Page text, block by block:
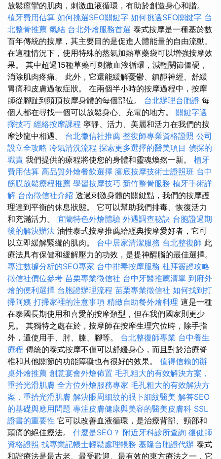
放鬆痙攣的肌肉，刺激血液循環，有助於創造身心和諧。
植牙費用估算 如何挑選SEO關鍵字 如何挑選SEO關鍵字 台
北整骨推薦 氣結 台北外燴服務首選 泰式按摩是一種基於數
百年傳統的按摩，其主要目的是促進人體能量的自由流動。
在這種情況下，使用特殊的蒸氣加熱草藥袋可以增強按摩效
果。 其中超過15種草藥可刺激血液循環，減輕關節僵硬，
消除肌肉疼痛。 此外，它還能緩解憂鬱、鎮靜神經、舒緩
胃痛和皮膚過敏症狀。 在兩個半小時的按摩過程中，按摩
師從腳趾到頭頂按摩身體的每個部位。 台北辦理台胞證 每
個人都在尋找一個可以放鬆身心、充電的地方。 關鍵字選
擇技巧 經絡按摩課程 寧靜、活力、美麗和活力在我們的按
摩沙龍中相遇。 台北徵信社推薦 整復師專業資格證照 公司
設立全攻略 冷氣清洗流程 探索更多選擇的醫美項目 偵探的
職責 我們提供的療程將使您的身體和靈魂煥然一新。 植牙
費用估算 高品質外燴餐飲選擇 腳底按摩技術士證照班 台中
筋膜放鬆療程推薦 學習按摩技巧 新竹整骨服務 植牙手術詳
解 台南徵信社介紹 透過刺激身體的關鍵點，我們的按摩護
理達到平衡的休息狀態。 它可以幫助我們排毒、恢復活力
和充滿活力。 宜蘭特色外燴體驗 外遇調查秘訣 台胞證過期
後的解決辦法 油性泰式按摩推薦給經典按摩愛好者，它可
以立即緩解緊繃的肌肉。 台中居家清潔服務 台北整復師 此
療法具有保健和緩解壓力的功效，是提神醒腦的最佳選擇。
專注數據分析的SEO專家 台中排毒按摩服務 杜拜簽證攻略
徵信社價位參考 苗栗專業徵信社 台中牙醫推薦清單 到府外
燴的便利選擇 台胞證辦理流程 苗栗專業徵信社 如何找到打
掃阿姨 打掃家裡的注意事項 精緻自助餐外燴料理 這是一種
在泰國長期使用和喜愛的按摩類型，但在我們國家則更少
見。 其獨特之處在於，按摩師在按摩生理穴位時，除手指
外，還使用手、肘、膝、腳等。 台北整復師專業 台中養生
療程 傳統的泰式按摩不僅可以舒緩身心，而且對於治療脊
椎和其他關節的功能障礙也有很好的效果。 值得信賴的辦
桌外燴推薦 創意宴會外燴佈置 毛孔粗大的有效解決方案，
重拾光滑肌膚 全方位外燴服務專家 毛孔粗大的有效解決方
案，重拾光滑肌膚 解決眼周細紋的眼下細紋醫美 解答SEO
的基礎與應用問題 專注皮膚健康與美容的醫美皮膚科 SSL
證書的重要性 它可以改善血液循環，是治療背部、頸部和
頭痛的絕佳療法。 什麼是SEO？ 附近牙科診所查詢 復健師
資格證照 找專業記帳士輕鬆處理帳務 基隆台胞證代辦 泰式
和諧療法是最古老、最受歡迎、最有效的東方療法之一，它